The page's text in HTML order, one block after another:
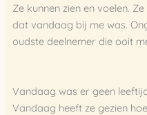
Ze kunnen zien en voelen.
dat vandaag bij me was.
oudste deelnemer die ooit
Vandaag was er geen
Vandaag heeft ze gezien